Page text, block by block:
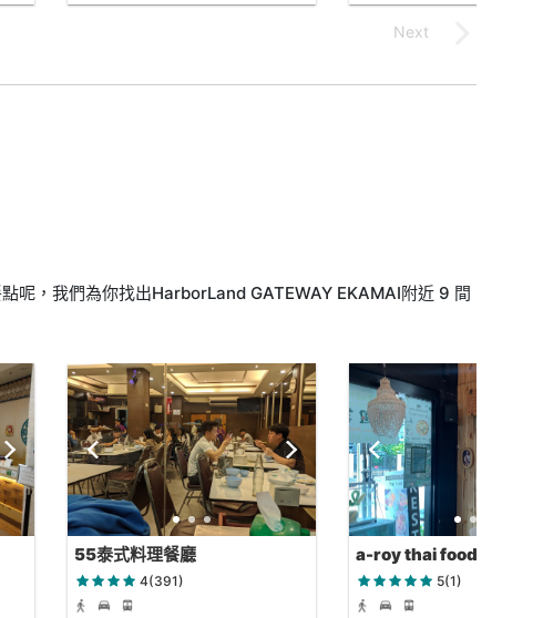
呢，我們為你找出HarborLand GATEWAY EKAMAI附近 9 間
55泰式料理餐廳
4(391)
a-roy thai food
5(1)